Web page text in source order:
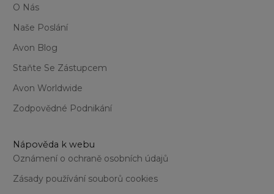
O Nás
Naše Poslání
Avon Blog
Staňte Se Zástupcem
Avon Worldwide
Zodpovědné Podnikání
Nápověda k webu
Oznámení o ochraně osobních údajů
Zásady používání souborů cookies